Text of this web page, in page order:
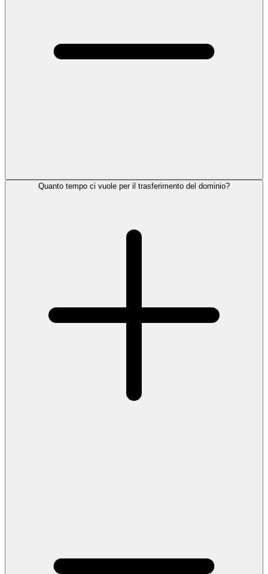
Quanto tempo ci vuole per il trasferimento del dominio?